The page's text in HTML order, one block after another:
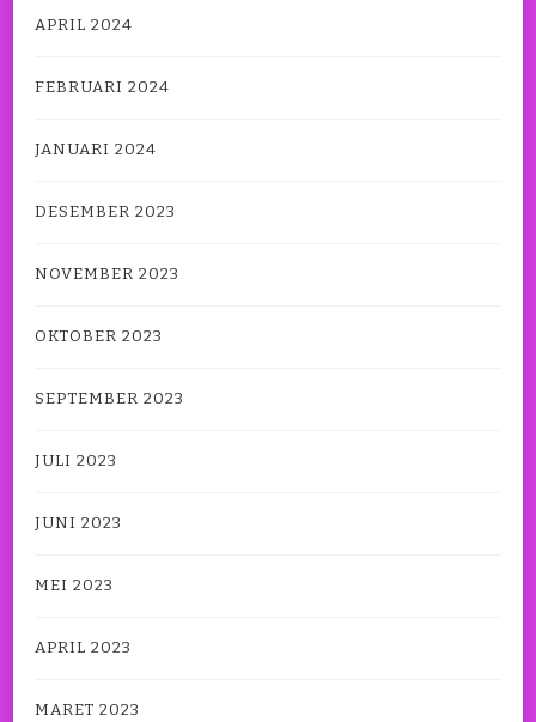
APRIL 2024
FEBRUARI 2024
JANUARI 2024
DESEMBER 2023
NOVEMBER 2023
OKTOBER 2023
SEPTEMBER 2023
JULI 2023
JUNI 2023
MEI 2023
APRIL 2023
MARET 2023